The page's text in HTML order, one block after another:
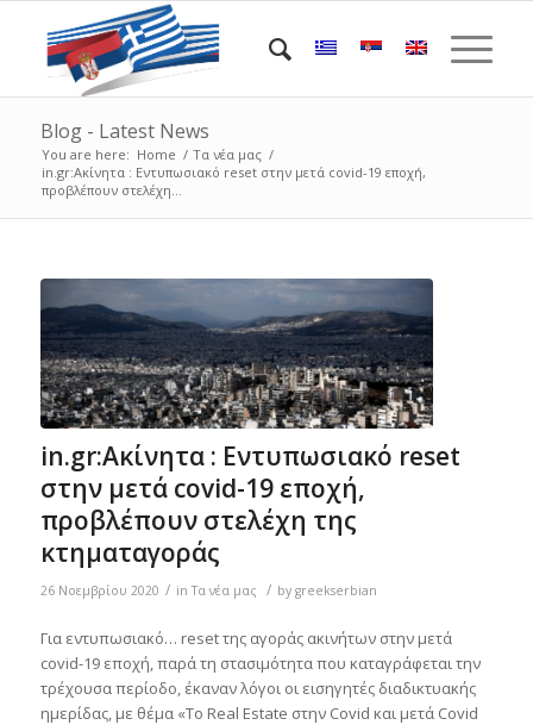
Blog - Latest News
You are here: Home / Τα νέα μας /
in.gr:Ακίνητα : Εντυπωσιακό reset στην μετά covid-19 εποχή,
προβλέπουν στελέχη...
in.gr:Ακίνητα : Εντυπωσιακό reset
στην μετά covid-19 εποχή,
προβλέπουν στελέχη της
κτηματαγοράς
26 Νοεμβρίου 2020 / inΤα νέα μας / by greekserbian
Για εντυπωσιακό… reset της αγοράς ακινήτων στην μετά
covid-19 εποχή, παρά τη στασιμότητα που καταγράφεται την
τρέχουσα περίοδο, έκαναν λόγοι οι εισηγητές διαδικτυακής
ημερίδας, με θέμα «Το Real Estate στην Covid και μετά Covid